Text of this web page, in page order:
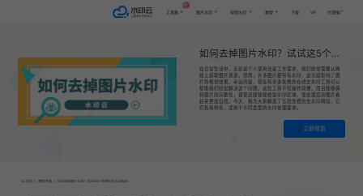
工具集
AI
图片水印 视频水印 教程 下载 VIP 代理推广
如何去掉图片水印？试试这5个免费的去水印网站！
在日常生活中，无论是个人使用还是工作需求，我们经常需要从网
络上获取图片资源。然而，许多图片都带有水印，这无疑影响了图
片的视觉效果。幸运的是，现在有许多免费的在线去水印工具可以
帮助我们轻松解决这个问题。这些工具不仅操作简便，而且能够保
持图片的完整性，甚至还能智能修复水印区域，使处理后的图片看
起来更加自然。今天，我为大家精选了五款免费的去水印网站，它
们各具特色，适用于不同类型的水印处理需求。
立即体验
首页 > 教程|专题 > 如何去掉图片水印？试试这5个免费的去水印网站！